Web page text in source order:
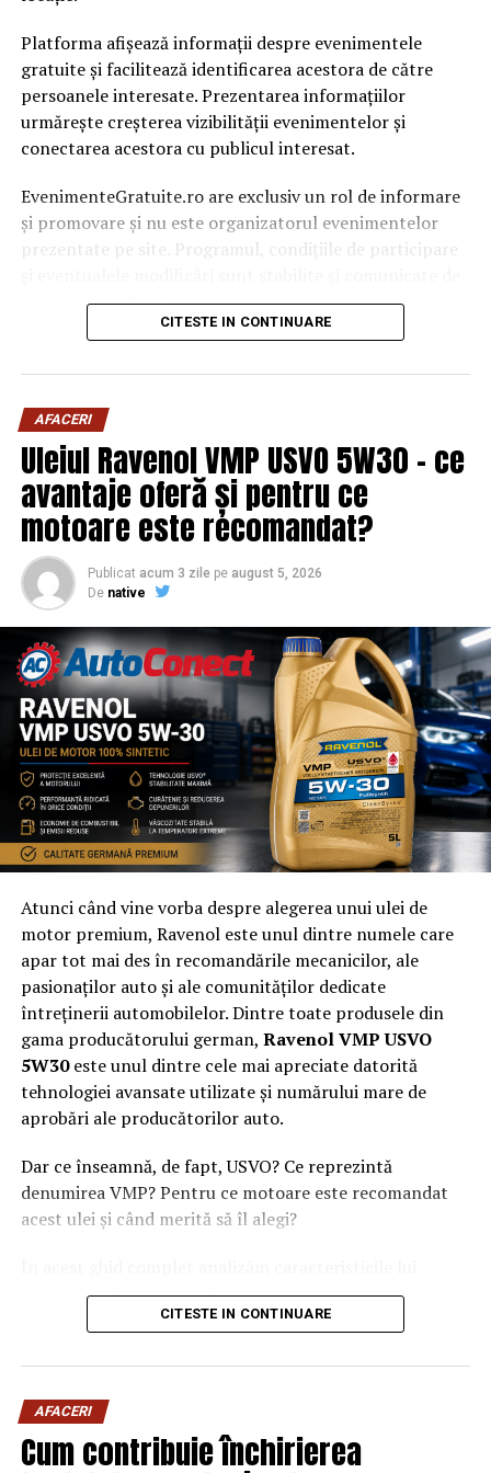
Platforma afișează informații despre evenimentele
gratuite și facilitează identificarea acestora de către
persoanele interesate. Prezentarea informațiilor
urmărește creșterea vizibilității evenimentelor și
conectarea acestora cu publicul interesat.
EvenimenteGratuite.ro are exclusiv un rol de informare
și promovare și nu este organizatorul evenimentelor
prezentate pe site. Programul, condițiile de participare
organizatorii fiecărui eveniment.
înainte de participare.
Organizatorii care doresc să crească vizibilitatea unui
eveniment cu acces gratuit pot solicita o ofertă de
promovare din partea echipei EvenimenteGratuite.ro.
Adresa de contact este salut@evenimentegratuite.ro
CITESTE IN CONTINUARE
AFACERI
Uleiul Ravenol VMP USVO 5W30 – ce
avantaje oferă și pentru ce
motoare este recomandat?
Publicat acum 3 zile pe august 5, 2026
De native
Atunci când vine vorba despre alegerea unui ulei de
motor premium, Ravenol este unul dintre numele care
apar tot mai des în recomandările mecanicilor, ale
pasionaților auto și ale comunităților dedicate
întreținerii automobilelor. Dintre toate produsele din
gama producătorului german, Ravenol VMP USVO
5W30este unul dintre cele mai apreciate datorită
tehnologiei avansate utilizate și numărului mare de
aprobări ale producătorilor auto.
Dar ce înseamnă, de fapt, USVO? Ce reprezintă
denumirea VMP? Pentru ce motoare este recomandat
acest ulei și când merită să îl alegi?
Ravenol VMP USVO 5W30 și explicăm de ce este
considerat unul dintre cele mai performante uleiuri de
Ravenol este un producător german de lubrifianți
fondat în anul 1946 și recunoscut la nivel internațional
CITESTE IN CONTINUARE
AFACERI
Cum contribuie închirierea